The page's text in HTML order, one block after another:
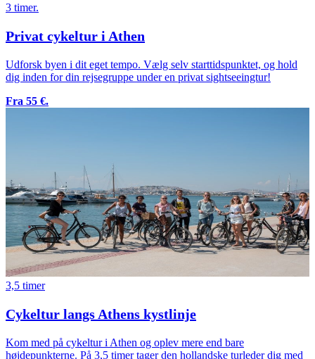
3 timer.
Privat cykeltur i Athen
Udforsk byen i dit eget tempo. Vælg selv starttidspunktet, og hold
dig inden for din rejsegruppe under en privat sightseeingtur!
Fra 55 €.
3,5 timer
Cykeltur langs Athens kystlinje
Kom med på cykeltur i Athen og oplev mere end bare
højdepunkterne. På 3,5 timer tager den hollandske turleder dig med